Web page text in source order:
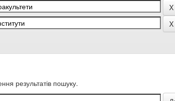
результатів пошуку.